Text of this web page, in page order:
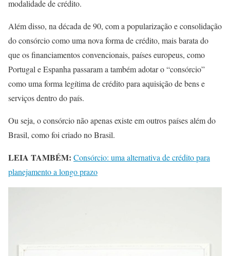
modalidade de crédito.
Além disso, na década de 90, com a popularização e consolidação
do consórcio como uma nova forma de crédito, mais barata do
que os financiamentos convencionais, países europeus, como
Portugal e Espanha passaram a também adotar o “consórcio”
como uma forma legítima de crédito para aquisição de bens e
serviços dentro do país.
Ou seja, o consórcio não apenas existe em outros países além do
Brasil, como foi criado no Brasil.
LEIA TAMBÉM: Consórcio: uma alternativa de crédito para
planejamento a longo prazo